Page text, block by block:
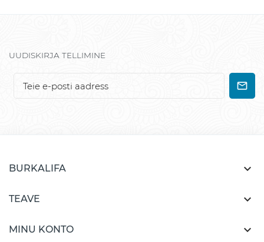
UUDISKIRJA TELLIMINE
BURKALIFA 
TEAVE 
MINU KONTO 